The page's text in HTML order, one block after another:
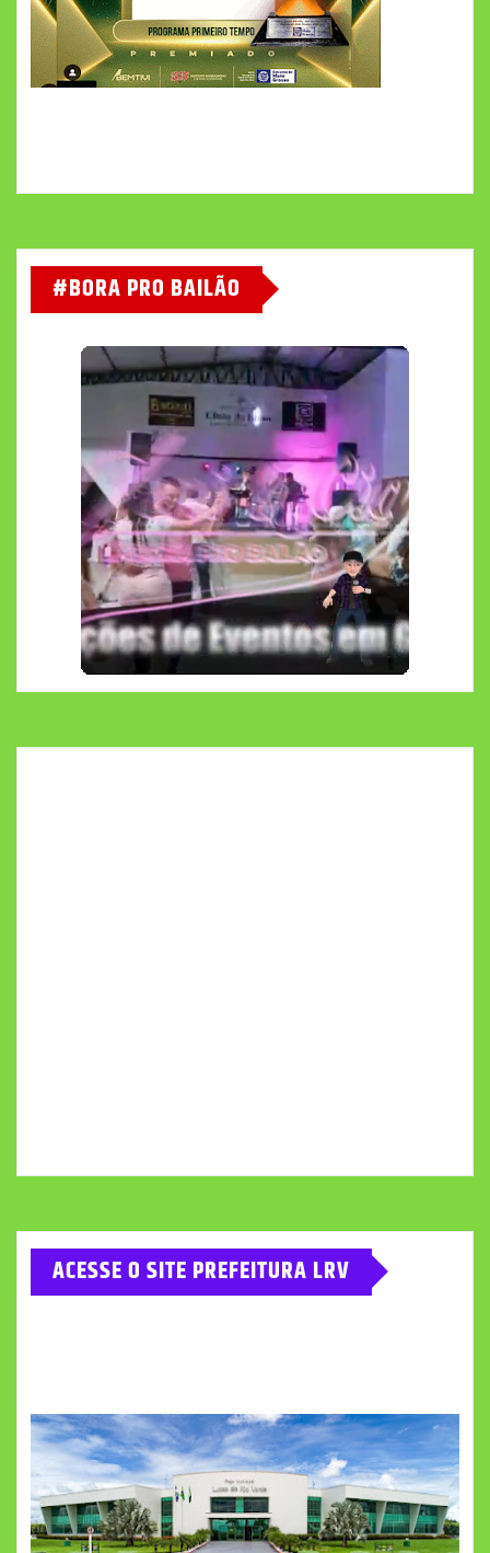
#BORA PRO BAILÃO
ACESSE O SITE PREFEITURA LRV